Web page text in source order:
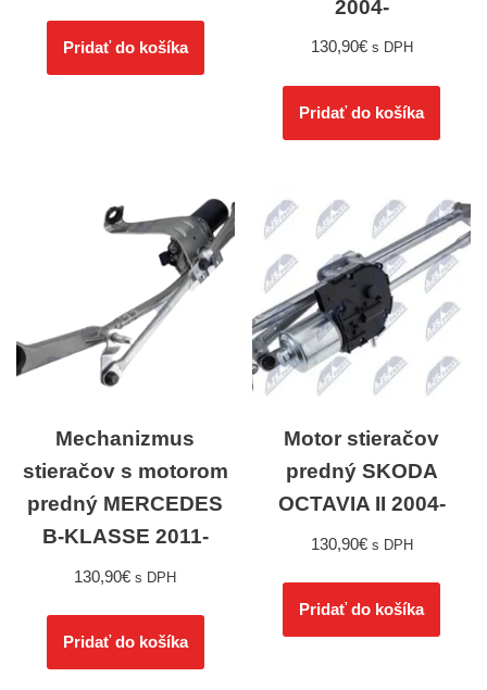
Pridať do košíka
2004-
130,90€ s DPH
Pridať do košíka
Mechanizmus
stieračov s motorom
predný MERCEDES
B-KLASSE 2011-
130,90€ s DPH
Pridať do košíka
Motor stieračov
predný SKODA
OCTAVIA II 2004-
130,90€ s DPH
Pridať do košíka